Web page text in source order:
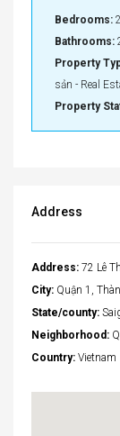
Bedrooms: 2
Bathrooms:
Property
sản - Real
Property
Address
Address: 72 Lê
City: Quận 1,
State/county:
Neighborhood:
Country: Vietnam